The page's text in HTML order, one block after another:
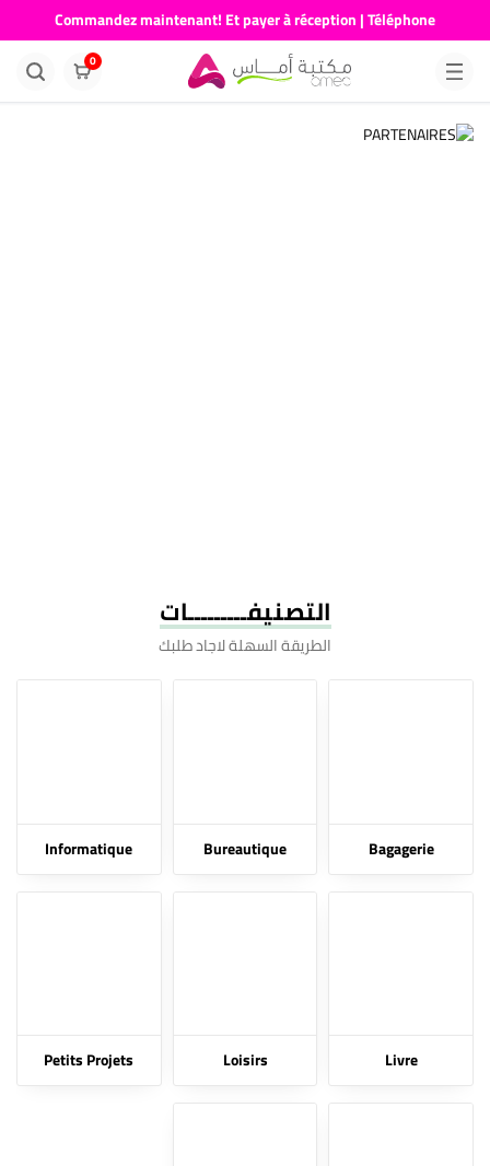
Commandez maintenant! Et payer à réception | Téléphone
676681730
0
التصنيفـــــــــات
الطريقة السهلة لاجاد طلبك
Bagagerie
Bureautique
Informatique
Livre
Loisirs
Petits Projets